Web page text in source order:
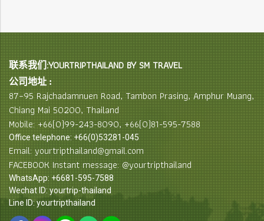
联系我们:YOURTRIPTHAILAND BY SM TRAVEL
公司地址 :
87–95 Rajchadamnuen Road, Tambon Prasing, Amphur Muang,
Chiang Mai 50200, Thailand
Mobile: +66(0)99-243-8090, +66(0)81-595-7588
Office telephone: +66(0)53281-045
Email: yourtripthailand@gmail.com
FACEBOOK Instant message: @yourtripthailand
WhatsApp: +6681-595-7588
Wechat ID: yourtrip-thailand
Line ID: yourtripthailand